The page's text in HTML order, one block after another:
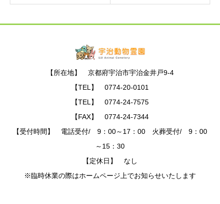
【所在地】 京都府宇治市宇治金井戸9-4
【TEL】 0774-20-0101
【TEL】 0774-24-7575
【FAX】 0774-24-7344
【受付時間】 電話受付/ 9：00～17：00 火葬受付/ 9：00
～15：30
【定休日】 なし
※臨時休業の際はホームページ上でお知らせいたします